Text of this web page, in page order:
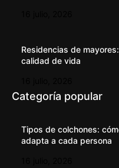
Residencias de
calidad de vida
Categoría popular
Tipos de colchones:
adapta a cada persona